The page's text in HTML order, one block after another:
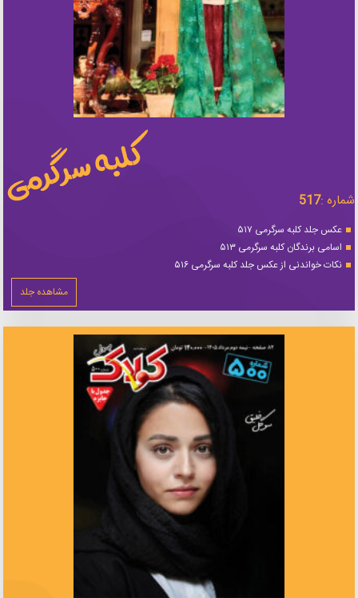
شماره :517
عکس جلد کلبه سرگرمی ۵۱۷
اسامی برندگان کلبه سرگرمی ۵۱۳
نکات خواندنی از عکس جلد کلبه سرگرمی ۵۱۶
مشاهده جلد